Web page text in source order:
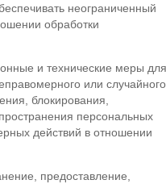
неограниченный
обработки
и технические меры для
или случайного
блокирования,
персональных
действий в отношении
предоставление,